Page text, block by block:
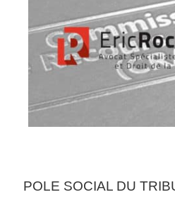
POLE SOCIAL DU